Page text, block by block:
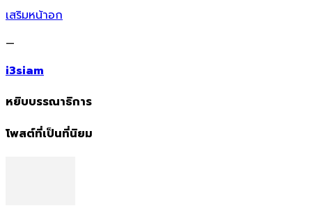
เสริมหน้าอก
—
i3siam
หยิบบรรณาธิการ
โพสต์ที่เป็นที่นิยม